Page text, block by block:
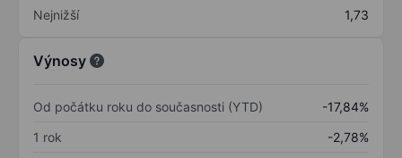
Nejnižší
1,73
Výnosy
Od počátku roku do současnosti (YTD)
-17,84%
1 rok
-2,78%